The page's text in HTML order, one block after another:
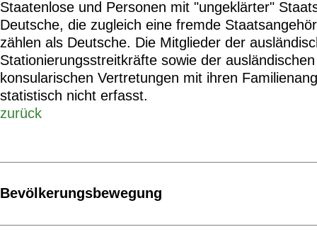
Staatenlose und Personen mit "ungeklärter"
Deutsche, die zugleich eine fremde
zählen als Deutsche. Die Mitglieder der
Stationierungsstreitkräfte sowie der
konsularischen Vertretungen mit ihren
statistisch nicht erfasst.
zurück
Bevölkerungsbewegung